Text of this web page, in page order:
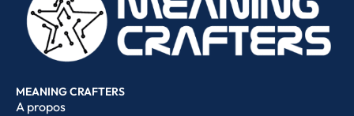
MEANING CRAFTERS
A propos